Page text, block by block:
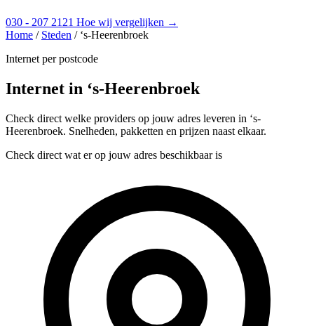
030 - 207 2121 Hoe wij vergelijken →
Home / Steden / ‘s-Heerenbroek
Internet per postcode
Internet in ‘s-Heerenbroek
Check direct welke providers op jouw adres leveren in ‘s-
Heerenbroek. Snelheden, pakketten en prijzen naast elkaar.
Check direct wat er op jouw adres beschikbaar is